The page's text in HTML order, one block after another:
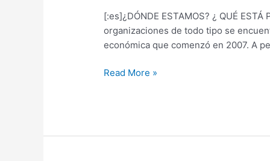
[:es]¿DÓNDE ESTAMOS? ¿ QUÉ
organizaciones de todo tipo se
económica que comenzó en 2007. A
Read More »